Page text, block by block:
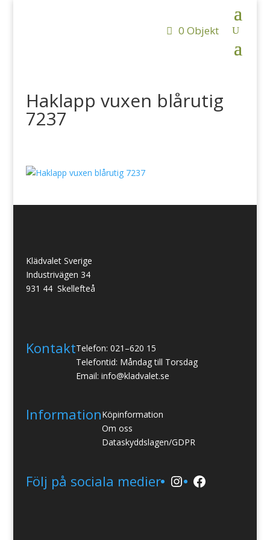
0 Objekt
Haklapp vuxen blårutig
7237
Klädvalet Sverige
Industrivägen 34
931 44 Skellefteå
KontaktTelefon: 021–620 15
Telefontid: Måndag till Torsdag
Email: info@kladvalet.se
InformationKöpinformation
Om oss
Dataskyddslagen/GDPR
Följ på sociala medier Instagram
Facebook